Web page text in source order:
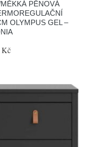
PĚNOVÁ
OLYMPUS GEL –
Kč